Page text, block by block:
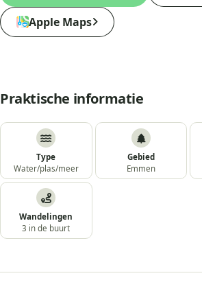
Apple Maps
Praktische informatie
Type
Water/plas/meer
Gebied
Emmen
Wandelingen
3 in de buurt